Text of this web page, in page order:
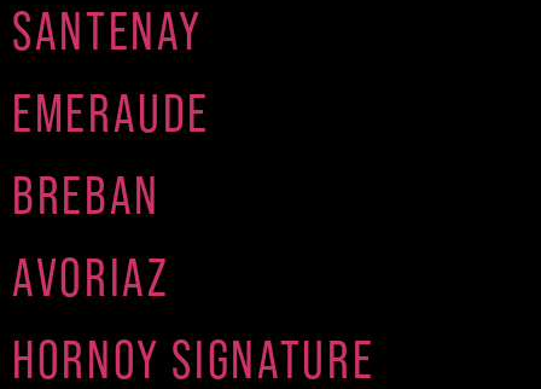
SANTENAY
EMERAUDE
BREBAN
AVORIAZ
HORNOY SIGNATURE